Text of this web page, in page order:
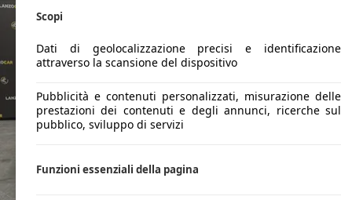
Scopi
Dati di geolocalizzazione precisi e identificazione
attraverso la scansione del dispositivo
Pubblicità e contenuti personalizzati, misurazione delle
prestazioni dei contenuti e degli annunci, ricerche sul
pubblico, sviluppo di servizi
Funzioni essenziali della pagina